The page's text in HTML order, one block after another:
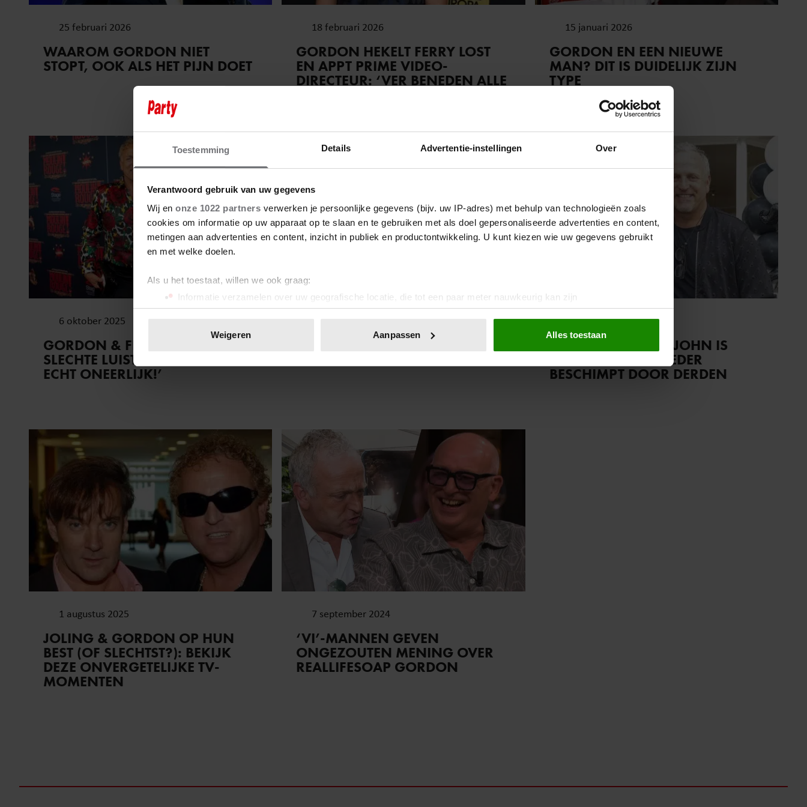
Toestemming Details Advertentie-instellingen Over
Verantwoord gebruik van uw gegevens
Wij en onze 1022 partners verwerken je persoonlijke gegevens (bijv. uw IP-adres) met behulp van technologieën zoals
cookies om informatie op uw apparaat op te slaan en te gebruiken met als doel gepersonaliseerde advertenties en content,
metingen aan advertenties en content, inzicht in publiek en productontwikkeling. U kunt kiezen wie uw gegevens gebruikt
en met welke doelen.
Als u het toestaat, willen we ook graag:
Informatie verzamelen over uw geografische locatie, die tot een paar meter nauwkeurig kan zijn
Uw apparaat identificeren door het actief te scannen op specifieke eigenschappen (fingerprinting)
toestemming op elk moment wijzigen of intrekken in de Cookieverklaring.
We gebruiken cookies om content en advertenties te personaliseren, om functies voor social media te bieden en om ons
onze website blijft gebruiken.
Weigeren Aanpassen Alles toestaan
25 februari 2026
WAAROM GORDON NIET
STOPT, OOK ALS HET PIJN DOET
18 februari 2026
GORDON HEKELT FERRY LOST
EN APPT PRIME VIDEO-
DIRECTEUR: ‘VER BENEDEN ALLE
15 januari 2026
GORDON EN EEN NIEUWE
MAN? DIT IS DUIDELIJK ZIJN
TYPE
6 oktober 2025
GORDON & FROUKJE OVER
SLECHTE LUISTERCIJFERS: ‘DAT IS
ECHT ONEERLIJK!’
FROUKJE DE BOTH EN GORDON
21 augustus 2025
GORDONS BROER JOHN IS
WOEST: GRAF MOEDER
BESCHIMPT DOOR DERDEN
1 augustus 2025
JOLING & GORDON OP HUN
BEST (OF SLECHTST?): BEKIJK
DEZE ONVERGETELIJKE TV-
MOMENTEN
7 september 2024
‘VI’-MANNEN GEVEN
ONGEZOUTEN MENING OVER
REALLIFESOAP GORDON